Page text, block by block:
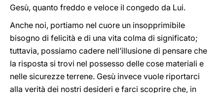
Gesù, quanto freddo e veloce il congedo da Lui.
Anche noi, portiamo nel cuore un insopprimibile
bisogno di felicità e di una vita colma di significato;
tuttavia, possiamo cadere nell’illusione di pensare che
la risposta si trovi nel possesso delle cose materiali e
nelle sicurezze terrene. Gesù invece vuole riportarci
alla verità dei nostri desideri e farci scoprire che, in